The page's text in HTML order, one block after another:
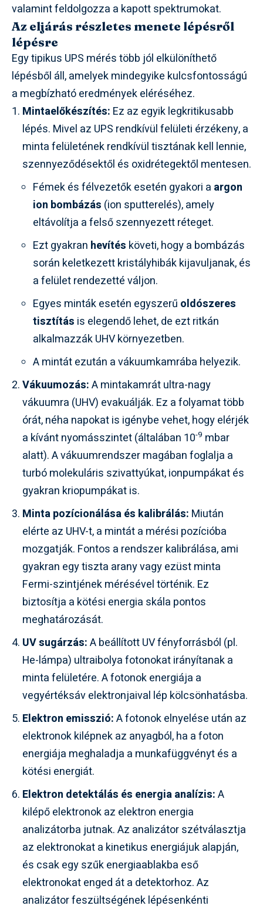
valamint feldolgozza a kapott spektrumokat.
Az eljárás részletes menete lépésről
lépésre
Egy tipikus UPS mérés több jól elkülöníthető
lépésből áll, amelyek mindegyike kulcsfontosságú
a megbízható eredmények eléréséhez.
Mintaelőkészítés: Ez az egyik legkritikusabb
lépés. Mivel az UPS rendkívül felületi érzékeny, a
minta felületének rendkívül tisztának kell lennie,
szennyeződésektől és oxidrétegektől mentesen.
Fémek és félvezetők esetén gyakori a argon
ion bombázás (ion sputterelés), amely
eltávolítja a felső szennyezett réteget.
Ezt gyakran hevítés követi, hogy a bombázás
során keletkezett kristályhibák kijavuljanak, és
a felület rendezetté váljon.
Egyes minták esetén egyszerű oldószeres
tisztítás is elegendő lehet, de ezt ritkán
alkalmazzák UHV környezetben.
A mintát ezután a vákuumkamrába helyezik.
Vákuumozás:A mintakamrát ultra-nagy
vákuumra (UHV) evakuálják. Ez a folyamat több
órát, néha napokat is igénybe vehet, hogy elérjék
a kívánt nyomásszintet (általában 10-9 mbar
alatt). A vákuumrendszer magában foglalja a
turbó molekuláris szivattyúkat, ionpumpákat és
gyakran kriopumpákat is.
Minta pozícionálása és kalibrálás: Miután
elérte az UHV-t, a mintát a mérési pozícióba
mozgatják. Fontos a rendszer kalibrálása, ami
gyakran egy tiszta arany vagy ezüst minta
Fermi-szintjének mérésével történik. Ez
biztosítja a kötési energia skála pontos
meghatározását.
UV sugárzás:A beállított UV fényforrásból (pl.
He-lámpa) ultraibolya fotonokat irányítanak a
minta felületére. A fotonok energiája a
vegyértéksáv elektronjaival lép kölcsönhatásba.
Elektron emisszió:A fotonok elnyelése után az
elektronok kilépnek az anyagból, ha a foton
energiája meghaladja a munkafüggvényt és a
kötési energiát.
Elektron detektálás és energia analízis:A
kilépő elektronok az elektron energia
analizátorba jutnak. Az analizátor szétválasztja
az elektronokat a kinetikus energiájuk alapján,
és csak egy szűk energiaablakba eső
elektronokat enged át a detektorhoz. Az
analizátor feszültségének lépésenkénti